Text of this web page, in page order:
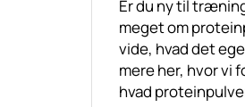
Er du ny til
meget om
vide, hvad det
mere her, hvor vi
hvad